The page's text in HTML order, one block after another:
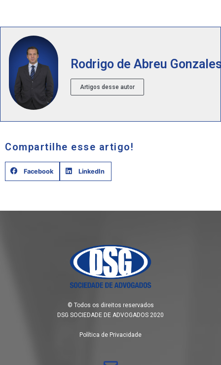
Rodrigo de Abreu
Artigos desse autor
Compartilhe esse artigo!
Facebook LinkedIn
© Todos os direitos reservados
DSG SOCIEDADE DE ADVOGADOS 2020
Política de Privacidade